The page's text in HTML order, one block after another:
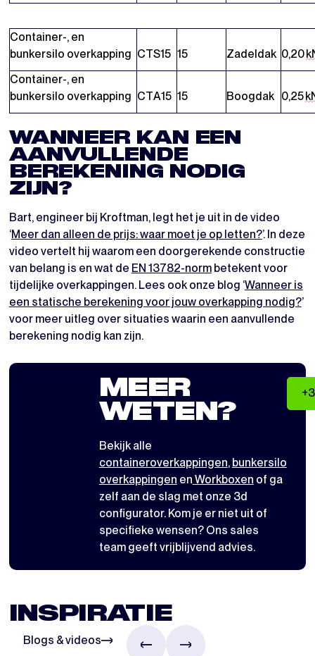
Container-, en
bunkersilo overkapping CTS15 15 Zadeldak 0,20
Container-, en
bunkersilo overkapping CTA15 15 Boogdak 0,25
WANNEER KAN EEN
AANVULLENDE
BEREKENING NODIG
ZIJN?
Bart, engineer bij Kroftman, legt het je uit in de video
‘Meer dan alleen de prijs: waar moet je op letten?’. In deze
video vertelt hij waarom een doorgerekende constructie
van belang is en wat de EN 13782-normbetekent voor
tijdelijke overkappingen. Lees ook onze blog ‘Wanneer is
een statische berekening voor jouw overkapping nodig?’
voor meer uitleg over situaties waarin een aanvullende
berekening nodig kan zijn.
MEER
WETEN?
Bekijk alle
containeroverkappingen, bunkersilo
overkappingen en Workboxen of ga
zelf aan de slag met onze 3d
configurator. Kom je er niet uit of
specifieke wensen? Ons sales
team geeft vrijblijvend advies.
INSPIRATIE
Blogs & videos